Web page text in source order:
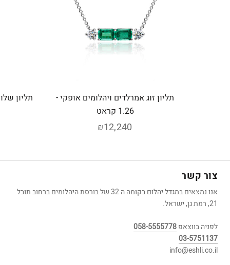
תליון זוג אמרלדים ויהלומים אופקי -
1.26 קראט
₪12,240
תליון
צור קשר
אנו נמצאים במגדל יהלום בקומה ה 32 של בורסת היהלומים ברחוב תובל
21, רמת גן, ישראל.
לפניה בווצאפ058-5555778
03-5751137
info@eshli.co.il